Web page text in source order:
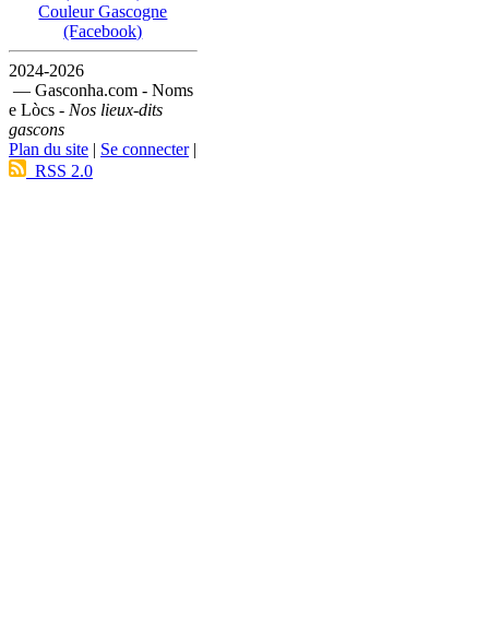
Couleur Gascogne
(Facebook)
2024-2026
— Gasconha.com - Noms
e Lòcs - Nos lieux-dits
gascons
Plan du site | Se connecter|
RSS 2.0